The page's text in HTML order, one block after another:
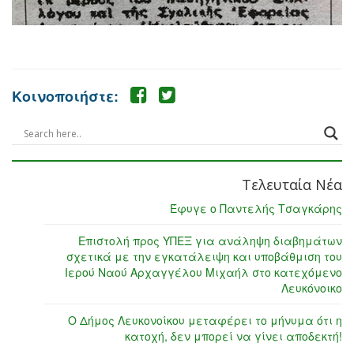
Κοινοποιήστε:
Τελευταία Νέα
Έφυγε ο Παντελής Τσαγκάρης
Επιστολή προς ΥΠΕΞ για ανάληψη διαβημάτων
σχετικά με την εγκατάλειψη και υποβάθμιση του
Ιερού Ναού Αρχαγγέλου Μιχαήλ στο κατεχόμενο
Λευκόνοικο
Ο Δήμος Λευκονοίκου μεταφέρει το μήνυμα ότι η
κατοχή, δεν μπορεί να γίνει αποδεκτή!